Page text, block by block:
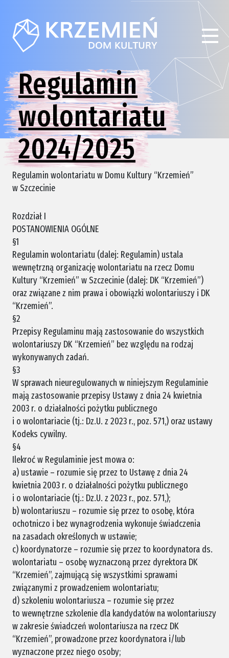
Regulamin
wolontariatu
2024/2025
Regulamin wolontariatu w Domu Kultury “Krzemień”
w Szczecinie
Rozdział I
POSTANOWIENIA OGÓLNE
§1
Regulamin wolontariatu (dalej: Regulamin) ustala
wewnętrzną organizację wolontariatu na rzecz Domu
Kultury “Krzemień” w Szczecinie (dalej: DK “Krzemień”)
oraz związane z nim prawa i obowiązki wolontariuszy i DK
“Krzemień”.
§2
Przepisy Regulaminu mają zastosowanie do wszystkich
wolontariuszy DK “Krzemień” bez względu na rodzaj
wykonywanych zadań.
§3
W sprawach nieuregulowanych w niniejszym Regulaminie
mają zastosowanie przepisy Ustawy z dnia 24 kwietnia
2003 r. o działalności pożytku publicznego
i o wolontariacie (tj.: Dz.U. z 2023 r., poz. 571,) oraz ustawy
Kodeks cywilny.
§4
Ilekroć w Regulaminie jest mowa o:
a) ustawie – rozumie się przez to Ustawę z dnia 24
kwietnia 2003 r. o działalności pożytku publicznego
i o wolontariacie (tj.: Dz.U. z 2023 r., poz. 571,);
b) wolontariuszu – rozumie się przez to osobę, która
ochotniczo i bez wynagrodzenia wykonuje świadczenia
na zasadach określonych w ustawie;
c) koordynatorze – rozumie się przez to koordynatora ds.
wolontariatu – osobę wyznaczoną przez dyrektora DK
“Krzemień”, zajmującą się wszystkimi sprawami
związanymi z prowadzeniem wolontariatu;
d) szkoleniu wolontariusza – rozumie się przez
to wewnętrzne szkolenie dla kandydatów na wolontariuszy
w zakresie świadczeń wolontariusza na rzecz DK
“Krzemień”, prowadzone przez koordynatora i/lub
wyznaczone przez niego osoby;